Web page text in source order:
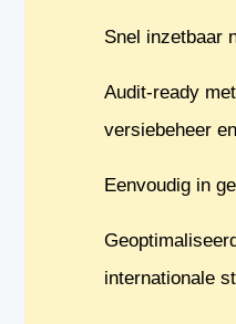
Snel inzetbaar
Audit-ready
versiebeheer
Eenvoudig in
internationale